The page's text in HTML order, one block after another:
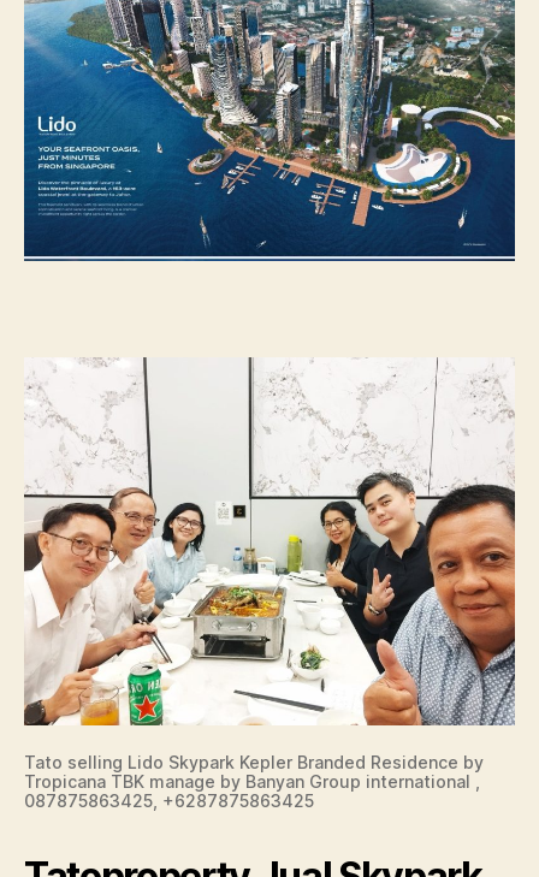
by
Tropicana
Tato selling Lido Skypark Kepler Branded Residence by
Tropicana TBK manage by Banyan Group international ,
087875863425, +6287875863425